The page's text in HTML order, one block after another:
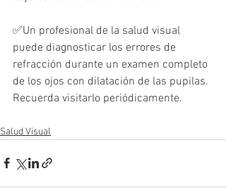
✅Un profesional de la salud visual
puede diagnosticar los errores de
refracción durante un examen completo
de los ojos con dilatación de las pupilas.
Recuerda visitarlo periódicamente.
Salud Visual